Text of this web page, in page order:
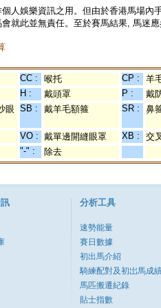
人娛樂資訊之用。但由於香港馬場
就此並無責任。至於賽馬結果, 馬迷應
CC : 喉托 CP :
羊
H : 戴頭罩 P :
戴
眼 SB : 戴羊毛額箍 SR : 鼻
VO : 戴單邊開縫眼罩 XB :
交
"-" : 除去
分析工具
速勢能量
賽日數據
初出馬介紹
騎練配對及初岀馬成
馬匹搬遷紀錄
貼士指數